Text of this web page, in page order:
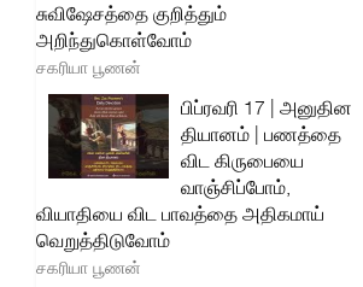
சுவிஷேசத்தை குறித்தும்
அறிந்துகொள்வோம்
சகரியா பூணன்
பிப்ரவரி 17 | அனுதின
தியானம் | பணத்தை
விட கிருபையை
வாஞ்சிப்போம்,
வியாதியை விட பாவத்தை அதிகமாய்
வெறுத்திடுவோம்
சகரியா பூணன்